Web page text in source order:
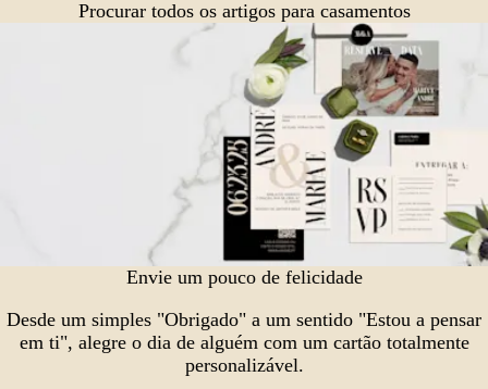
Procurar todos os artigos para casamentos
Envie um pouco de felicidade
Desde um simples "Obrigado" a um sentido "Estou a pensar
em ti", alegre o dia de alguém com um cartão totalmente
personalizável.